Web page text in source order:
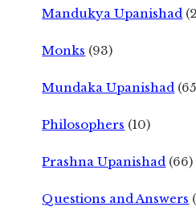
Mandukya Upanishad
Monks (93)
Mundaka Upanishad
Philosophers (10)
Prashna Upanishad (66)
Questions and Answers